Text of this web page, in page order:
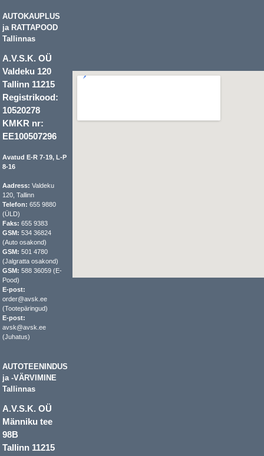
AUTOKAUPLUS
ja RATTAPOOD
Tallinnas
A.V.S.K. OÜ
Valdeku 120
Tallinn 11215
Registrikood:
10520278
KMKR nr:
EE100507296
Avatud E-R 7-19, L-P
8-16
Aadress: Valdeku
120, Tallinn
Telefon: 655 9880
(ÜLD)
Faks: 655 9383
GSM: 534 36824
(Auto osakond)
GSM: 501 4780
(Jalgratta osakond)
GSM: 588 36059 (E-
Pood)
E-post:
order@avsk.ee
(Tootepäringud)
E-post:
avsk@avsk.ee
(Juhatus)
AUTOTEENINDUS
ja -VÄRVIMINE
Tallinnas
A.V.S.K. OÜ
Männiku tee
98B
Tallinn 11215